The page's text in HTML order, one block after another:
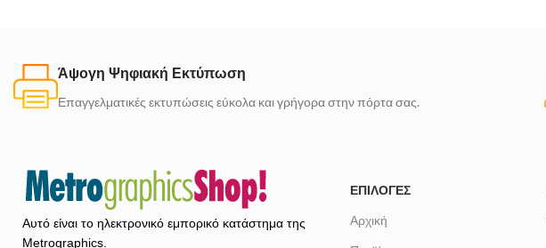
Άψογη Ψηφιακή Εκτύπωση
Επαγγελματικές εκτυπώσεις εύκολα και γρήγορα στην πόρτα σας.
Αυτό είναι το ηλεκτρονικό εμπορικό κατάστημα της
Metrographics.
ΕΠΙΛΟΓΈΣ
Αρχική